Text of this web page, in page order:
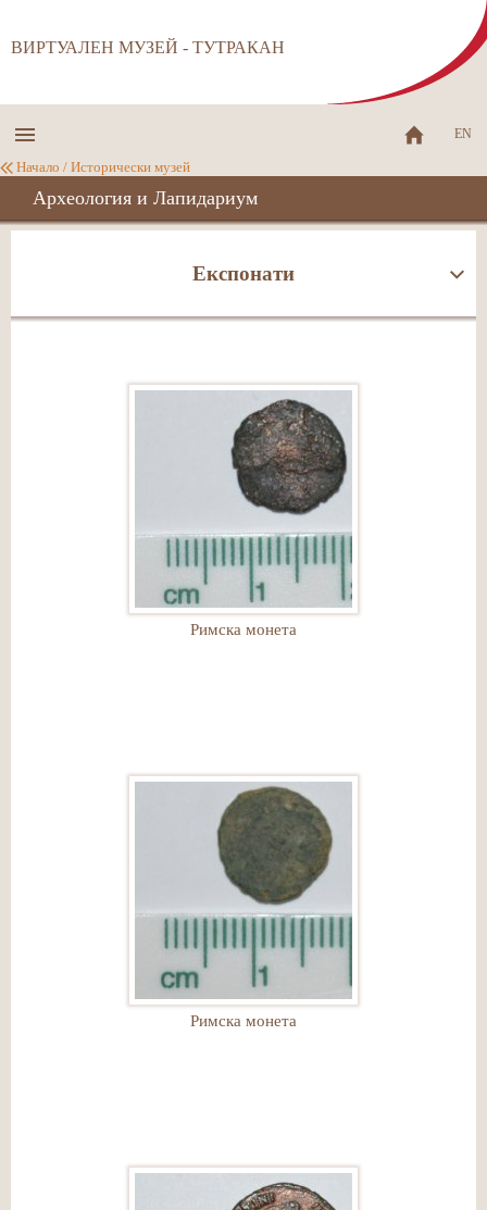
ВИРТУАЛЕН МУЗЕЙ - ТУТРАКАН
EN
Начало / Исторически музей
Археология и Лапидариум
Експонати
Римска монета
Римска монета